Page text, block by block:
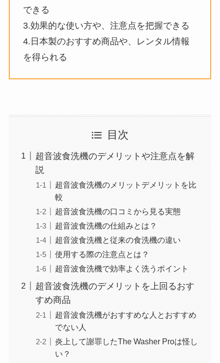
できる
3.効果的な使い方や、注意点を把握できる
4.日本製のおすすめ商品や、レンタル情報
を得られる
目次
超音波食洗機のデメリットや注意点を解
説
超音波食洗機のメリットデメリットを比
較
超音波食洗機の口コミから見る実態
超音波食洗機の仕組みとは？
超音波食洗機と従来の食洗機の違い
使用する際の注意点とは？
超音波食洗機で効率よく洗うポイント
超音波食洗機のデメリットを上回るおす
すめ商品
超音波食洗機がおすすめな人とおすすめ
でない人
炎上して謝罪したThe Washer Proは怪し
い？